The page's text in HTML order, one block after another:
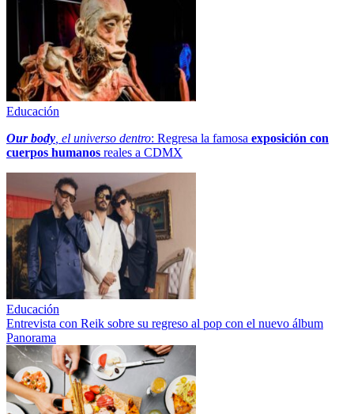
Educación
Our body , el universo dentro: Regresa la famosa exposición con
cuerpos humanos reales a CDMX
Educación
Entrevista con Reik sobre su regreso al pop con el nuevo álbum
Panorama